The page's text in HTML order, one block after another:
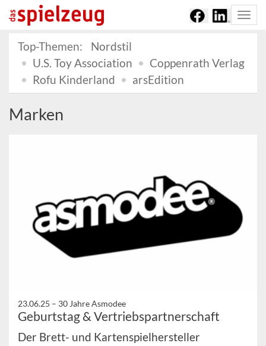
Top-Themen:
Nordstil
U.S. Toy Association
Coppenrath Verlag
Rofu Kinderland
arsEdition
Marken
23.06.25 – 30 Jahre Asmodee
Geburtstag & Vertriebspartnerschaft
Der Brett- und Kartenspielhersteller